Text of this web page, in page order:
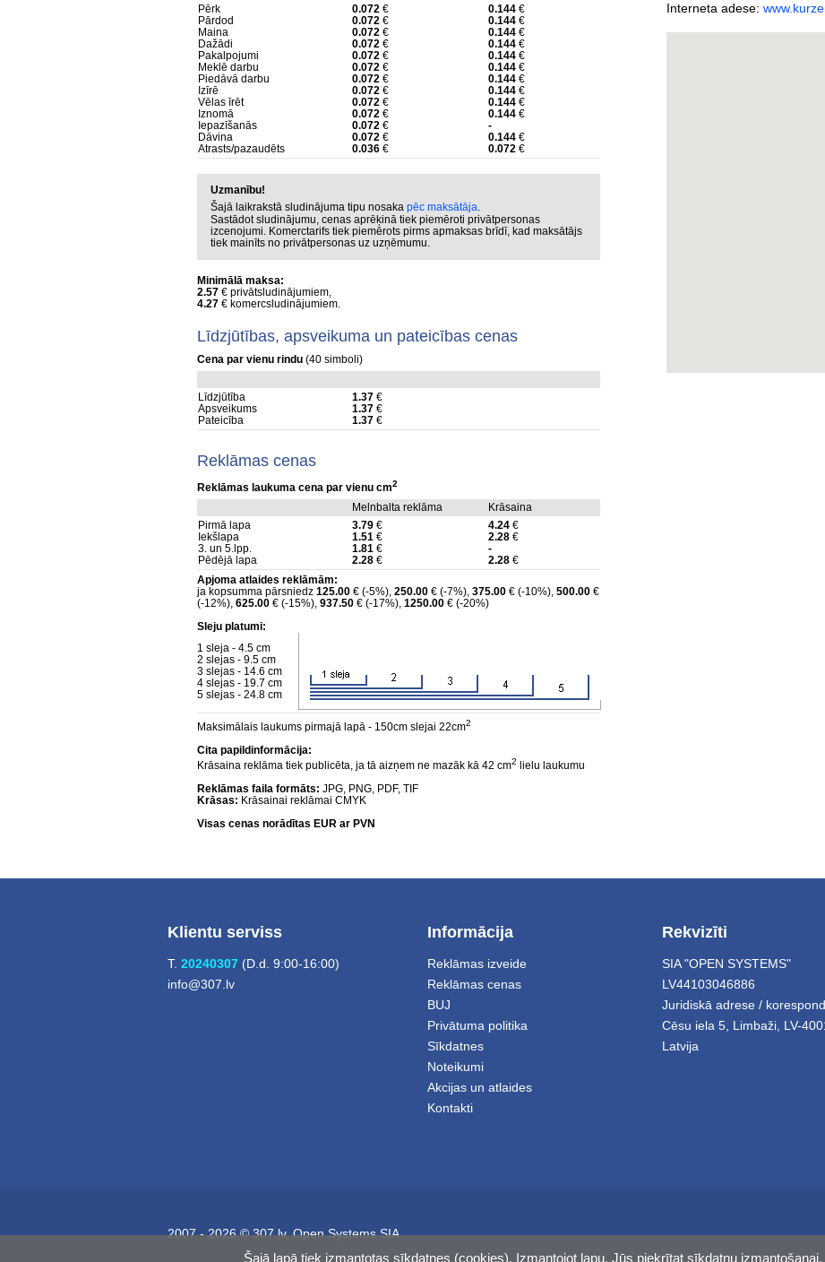
Pērk
0.072 € 0.144 €
Pārdod
0.072 € 0.144 €
Maina
0.072 € 0.144 €
Dažādi
0.072 € 0.144 €
Pakalpojumi
0.072 € 0.144 €
Meklē darbu
0.072 € 0.144 €
Piedāvā darbu
0.072 € 0.144 €
Izīrē
0.072 € 0.144 €
Vēlas īrēt
0.072 € 0.144 €
Iznomā
0.072 € 0.144 €
Iepazīšanās
0.072 €
-
Dāvina
0.072 € 0.144 €
Atrasts/pazaudēts
0.036 € 0.072 €
Uzmanību!
Šajā laikrakstā sludinājuma tipu nosaka pēc maksātāja.
Sastādot sludinājumu, cenas aprēķinā tiek piemēroti privātpersonas
izcenojumi. Komerctarifs tiek piemērots pirms apmaksas brīdī, kad maksātājs
tiek mainīts no privātpersonas uz uzņēmumu.
Minimālā maksa:
2.57 € privātsludinājumiem,
4.27 € komercsludinājumiem.
Līdzjūtības, apsveikuma un pateicības cenas
Cena par vienu rindu (40 simboli)
Līdzjūtība 1.37 €
Apsveikums
1.37 €
Pateicība
1.37 €
Reklāmas cenas
Reklāmas laukuma cena par vienu cm2
Melnbalta reklāma
Krāsaina
Pirmā lapa
3.79 € 4.24 €
Iekšlapa
1.51 € 2.28 €
3. un 5.lpp.
1.81 €
-
Pēdējā lapa
2.28 € 2.28 €
Apjoma atlaides reklāmām:
ja kopsumma pārsniedz 125.00 € (-5%), 250.00 € (-7%), 375.00 € (-10%), 500.00 €
(-12%), 625.00 € (-15%), 937.50 € (-17%), 1250.00 € (-20%)
Sleju platumi:
1 sleja - 4.5 cm
2 slejas - 9.5 cm
3 slejas - 14.6 cm
4 slejas - 19.7 cm
5 slejas - 24.8 cm
Maksimālais laukums pirmajā lapā - 150cm slejai 22cm2
Cita papildinformācija:
Krāsaina reklāma tiek publicēta, ja tā aizņem ne mazāk kā 42 cm2
lielu laukumu
Reklāmas faila formāts: JPG, PNG, PDF, TIF
Krāsas: Krāsainai reklāmai CMYK
Visas cenas norādītas EUR ar PVN
Interneta adese:
Klientu serviss
T. 20240307 (D.d. 9:00-16:00)
info@307.lv
Informācija
Reklāmas izveide
Reklāmas cenas
BUJ
Privātuma politika
Sīkdatnes
Noteikumi
Akcijas un atlaides
Kontakti
Rekvizīti
SIA "OPEN SYSTEMS"
LV44103046886
Juridiskā adrese /
Cēsu iela 5 Limbaži LV-
Latvija
2007 - 2026 © 307.lv, Open Systems SIA
Šajā lapā tiek izmantotas sīkdatnes (cookies). Izmantojot lapu, Jūs piekrītat sīkdatņu izmantošanai.